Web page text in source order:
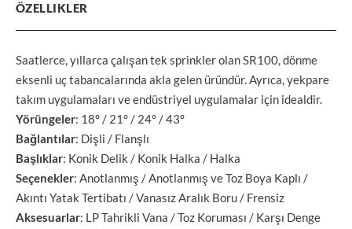
ÖZELLIKLER
Saatlerce, yıllarca çalışan tek sprinkler olan SR100, dönme
eksenli uç tabancalarında akla gelen üründür. Ayrıca, yekpare
takım uygulamaları ve endüstriyel uygulamalar için idealdir.
Yörüngeler: 18° / 21° / 24° / 43°
Bağlantılar: Dişli / Flanşlı
Başlıklar: Konik Delik / Konik Halka / Halka
Seçenekler: Anotlanmış / Anotlanmış ve Toz Boya Kaplı /
Akıntı Yatak Tertibatı / Vanasız Aralık Boru / Frensiz
Aksesuarlar: LP Tahrikli Vana / Toz Koruması / Karşı Denge